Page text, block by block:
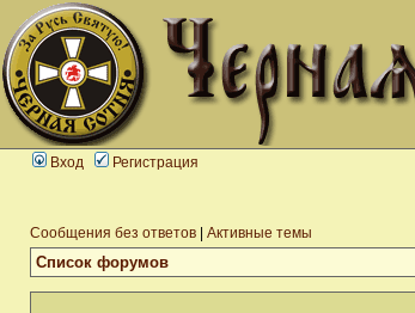
Вход Регистрация
Сообщения без ответов Активные темы
Список форумов